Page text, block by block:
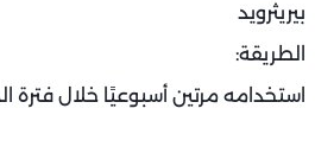
بيريثرويد
الطريقة:
استخدامه مرتين أسبوعيًا خلال فترة